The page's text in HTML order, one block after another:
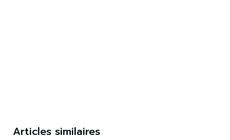
Articles similaires
S'identifier